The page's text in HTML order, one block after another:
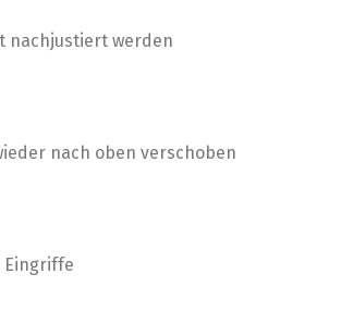
nachjustiert werden
nach oben verschoben
Eingriffe